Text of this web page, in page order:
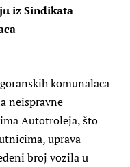
iz Sindikata
komunalaca
neispravne
Autotroleja, što
uprava
broj vozila u